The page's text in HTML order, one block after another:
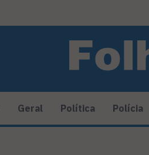
Geral Política Polícia